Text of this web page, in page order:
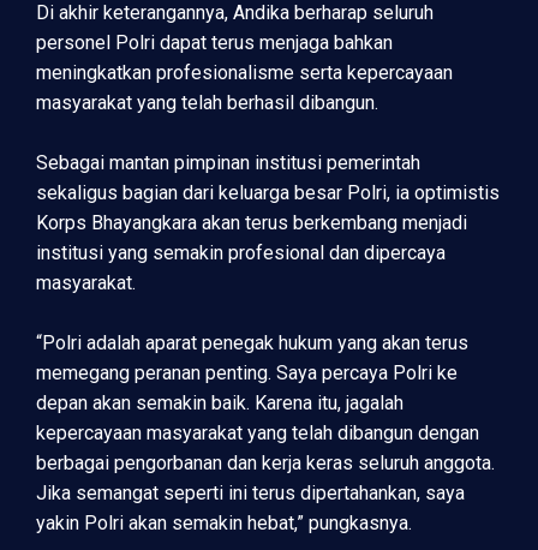
Di akhir keterangannya, Andika berharap seluruh
personel Polri dapat terus menjaga bahkan
meningkatkan profesionalisme serta kepercayaan
masyarakat yang telah berhasil dibangun.
Sebagai mantan pimpinan institusi pemerintah
sekaligus bagian dari keluarga besar Polri, ia optimistis
Korps Bhayangkara akan terus berkembang menjadi
institusi yang semakin profesional dan dipercaya
masyarakat.
“Polri adalah aparat penegak hukum yang akan terus
memegang peranan penting. Saya percaya Polri ke
depan akan semakin baik. Karena itu, jagalah
kepercayaan masyarakat yang telah dibangun dengan
berbagai pengorbanan dan kerja keras seluruh anggota.
Jika semangat seperti ini terus dipertahankan, saya
yakin Polri akan semakin hebat,” pungkasnya.